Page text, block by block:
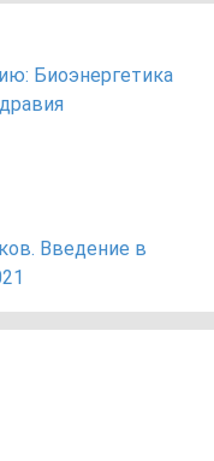
Биоэнергетика
Введение в